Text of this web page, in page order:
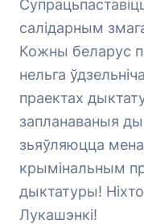
салідарным
Кожны беларус
нельга
праектах
запланаваныя
зьяўляюцца
крымінальным
дыктатуры!
Лукашэнкі!